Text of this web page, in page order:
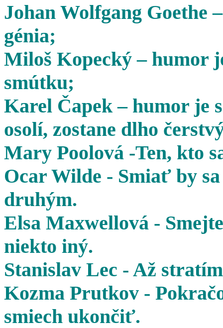
Johan Wolfgang Goethe
génia;
Miloš Kopecký – humor
smútku;
Karel Čapek – humor je
osolí, zostane dlho
Mary Poolová -Ten, kto
Ocar Wilde - Smiať by
druhým.
Elsa Maxwellová -
niekto iný.
Stanislav Lec - Až
Kozma Prutkov -
smiech ukončiť.